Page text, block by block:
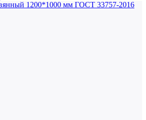
1200*1000 мм ГОСТ 33757-2016